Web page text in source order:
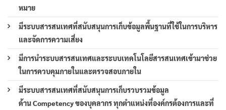
หมาย
มีระบบสารสนเทศที่สนับสนุนการเก็บข้อมูลพื้นฐานที่ใช้ในการบริหาร
และจัดการความเสี่ยง
มีการนำระบบสารสนเทศและระบบเทคโนโลยีสารสนเทศเข้ามาช่วย
ในการควบคุมภายในและตรวจสอบภายใน
มีระบบสารสนเทศที่สนับสนุนการเก็บรวบรวมข้อมูล
ด้าน Competency ของบุคลากร ทุกตำแหน่งที่องค์กรต้องการและที่